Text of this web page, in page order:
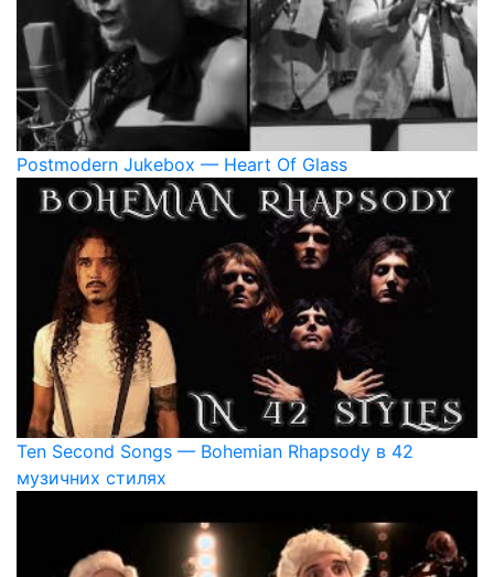
Postmodern Jukebox — Heart Of Glass
Ten Second Songs — Bohemian Rhapsody в 42
музичних стилях